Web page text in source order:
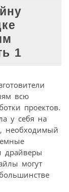
1
всю
проектов.
у себя на
необходимый
драйверы
могут